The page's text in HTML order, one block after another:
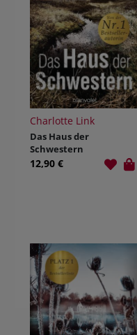
Charlotte Link
Das Haus der
Schwestern
12,90 €